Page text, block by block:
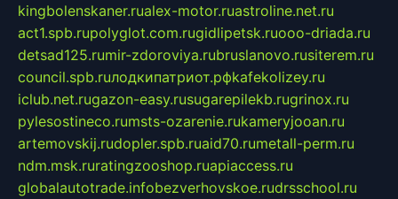
kingbolenskaner.rualex-motor.ruastroline.net.ru
act1.spb.rupolyglot.com.rugidlipetsk.ruooo-driada.ru
detsad125.rumir-zdoroviya.rubruslanovo.rusiterem.ru
council.spb.ruлодкипатриот.рфkafekolizey.ru
iclub.net.rugazon-easy.rusugarepilekb.rugrinox.ru
pylesostineco.rumsts-ozarenie.rukameryjooan.ru
artemovskij.rudopler.spb.ruaid70.rumetall-perm.ru
ndm.msk.ruratingzooshop.ruapiaccess.ru
globalautotrade.infobezverhovskoe.rudrsschool.ru